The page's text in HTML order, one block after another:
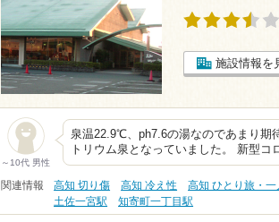
施設情報を
～10代 男性
泉温22.9℃、ph7.6の湯なのであまり期
トリウム泉となっていました。 新型
関連情報 高知 切り傷 高知 冷え性 高知 ひとり旅・一
土佐一宮駅
知寄町一丁目駅